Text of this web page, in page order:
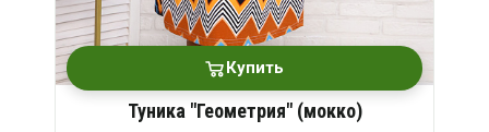
Купить
Туника "Геометрия" (мокко)